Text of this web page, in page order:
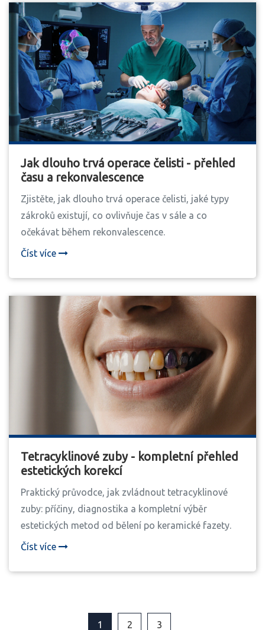
Jak dlouho trvá operace čelisti - přehled
času a rekonvalescence
Zjistěte, jak dlouho trvá operace čelisti, jaké typy
zákroků existují, co ovlivňuje čas v sále a co
očekávat během rekonvalescence.
Číst více
Tetracyklinové zuby - kompletní přehled
estetických korekcí
Praktický průvodce, jak zvládnout tetracyklinové
zuby: příčiny, diagnostika a kompletní výběr
estetických metod od bělení po keramické fazety.
Číst více
1 2 3